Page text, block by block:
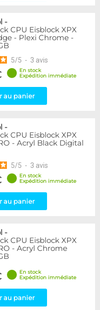
-
CPU Eisblock XPX
- Plexi Chrome -
5/5 - 3 avis
En stock
Expédition immédiate
au panier
-
CPU Eisblock XPX
- Acryl Black Digital
5/5 - 3 avis
En stock
Expédition immédiate
au panier
-
CPU Eisblock XPX
- Acryl Chrome
En stock
Expédition immédiate
au panier